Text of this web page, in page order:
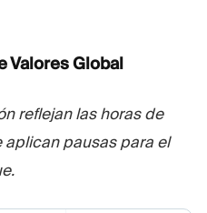
Valores Global
reflejan las horas de
aplican pausas para el